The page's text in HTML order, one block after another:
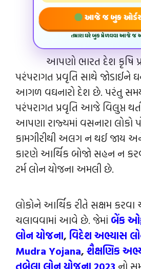
આજે જ બુક ઓર્ડર
તમારા ઘરે બુક મેળવવા આજે જ
આપણો ભારત દેશ કૃષિ
પરંપરાગત પ્રવૃતિ સાથે જોડાઈને ઘન
આગળ વઘનારો દેશ છે. પરંતુ
પરંપરાગત પ્રવૃતિ આજે વિલુપ્ત
આપણા રાજ્યમાં વસનારા લોકો
કામગીરીથી અલગ ન થઈ જાય
કારણે આર્થિક બોજો સહન ન
ટર્મ લોન યોજના અમલી છે.
લોકોને આર્થિક રીતે સક્ષમ
ચલાવવામાં આવે છે. જેમાં બેંક ઓફ
લોન યોજના, વિદેશ અભ્યાસ
Mudra Yojana, શૈક્ષણિક
તબેલા લોન યોજના 2023 નો